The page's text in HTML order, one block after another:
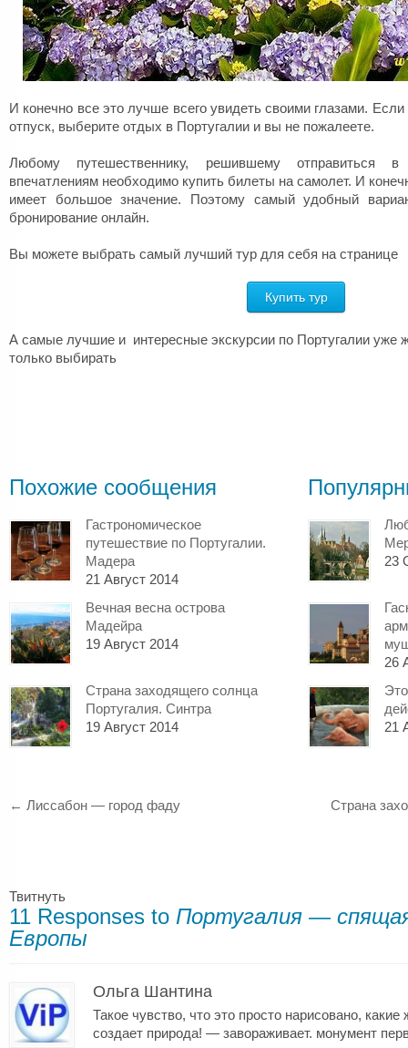
И конечно все это лучше всего увидеть своими глазами.
отпуск, выберите отдых в Португалии и вы не пожалеете.
Любому путешественнику, решившему отправиться
впечатлениям необходимо купить билеты на самолет. И
имеет большое значение. Поэтому самый удобный
бронирование онлайн.
Вы можете выбрать самый лучший тур для себя на странице
Купить тур
А самые лучшие и интересные экскурсии по Португалии уже
только выбирать
Похожие сообщения
Гастрономическое
путешествие по Португалии.
Мадера
21 Август 2014
Вечная весна острова
Мадейра
19 Август 2014
Страна заходящего солнца
Португалия. Синтра
19 Август 2014
23
26
21
← Лиссабон — город фаду Страна
Твитнуть
11 Responses to Португалия —
Европы
Ольга Шантина
Такое чувство, что это просто нарисовано,
создает природа! — завораживает. монумент